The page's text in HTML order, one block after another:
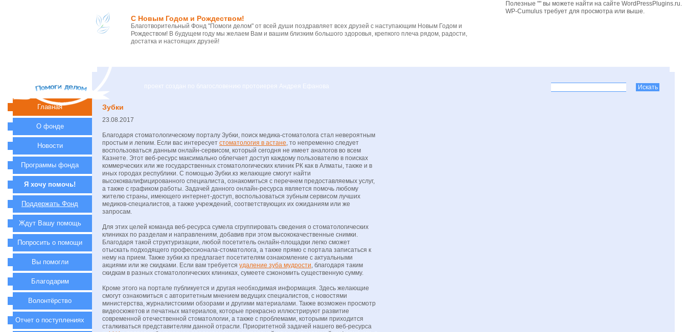
С Новым Годом и Рождеством!
Благотворительный Фонд "Помоги делом" от всей души поздравляет всех друзей с наступающим Новым Годом и
Рождеством! В будущем году мы желаем Вам и вашим близким большого здоровья, крепкого плеча рядом, радости,
достатка и настоящих друзей!
Полезные "" вы можете найти на сайте WordPressPlugins.ru.
WP-Cumulus требует для просмотра или выше.
проект создан по благословению протоиерея Андрея Ефанова
Зубки
23.08.2017
Благодаря стоматологическому порталу Зубки, поиск медика-стоматолога стал невероятным
простым и легким. Если вас интересует стоматология в астане, то непременно следует
воспользоваться данным онлайн-сервисом, который сегодня не имеет аналогов во всем
Казнете. Этот веб-ресурс максимально облегчает доступ каждому пользователю в поисках
коммерческих или же государственных стоматологических клиник РК как в Алматы, также и в
иных городах республики. С помощью Зубки.кз желающие смогут найти
высококвалифицированного специалиста, ознакомиться с перечнем предоставляемых услуг,
а также с графиком работы. Задачей данного онлайн-ресурса является помочь любому
жителю страны, имеющего интернет-доступ, воспользоваться зубным сервисом лучших
медиков-специалистов, а также учреждений, соответствующих их ожиданиям или же
запросам.
Для этих целей команда веб-ресурса сумела сгруппировать сведения о стоматологических
клиниках по разделам и направлениям, добавив при этом высококачественные снимки.
Благодаря такой структуризации, любой посетитель онлайн-площадки легко сможет
отыскать подходящего профессионала-стоматолога, а также прямо с портала записаться к
нему на прием. Также зубки.кз предлагает посетителям ознакомление с актуальными
акциями или же скидками. Если вам требуется удаление зуба мудрости, благодаря таким
скидкам в разных стоматологических клиниках, сумеете сэкономить существенную сумму.
Кроме этого на портале публикуется и другая необходимая информация. Здесь желающие
смогут ознакомиться с авторитетным мнением ведущих специалистов, с новостями
министерства, журналистскими обзорами и другими материалами. Также возможен просмотр
видеосюжетов и печатных материалов, которые прекрасно иллюстрируют развитие
современной отечественной стоматологии, а также с проблемами, которыми приходится
сталкиваться представителям данной отрасли. Приоритетной задачей нашего веб-ресурса
Главная
О фонде
Новости
Программы фонда
Я хочу помочь!
Поддержать Фонд
Ждут Вашу помощь
Попросить о помощи
Вы помогли
Благодарим
Волонтёрство
Отчет о поступлениях